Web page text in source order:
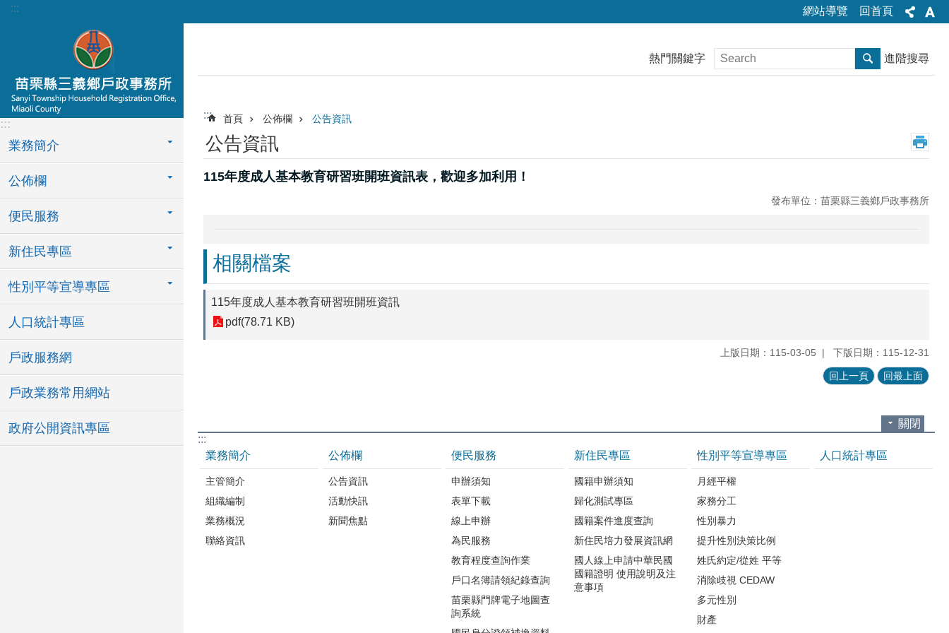
跳到主要內容區塊
::: 網站導覽 回首頁
:::
業務簡介
公佈欄
便民服務
新住民專區
性別平等宣導專區
人口統計專區
戶政服務網
戶政業務常用網站
政府公開資訊專區
熱門關鍵字 進階搜尋
::: 首頁 公佈欄 公告資訊
公告資訊
115年度成人基本教育研習班開班資訊表，歡迎多加利用！
發布單位：苗栗縣三義鄉戶政事務所
相關檔案
115年度成人基本教育研習班開班資訊
pdf(78.71 KB)
上版日期：115-03-05 下版日期：115-12-31
回上一頁 回最上面
關閉
:::
業務簡介
主管簡介
組織編制
業務概況
聯絡資訊
公佈欄
公告資訊
活動快訊
新聞焦點
便民服務
申辦須知
表單下載
線上申辦
為民服務
教育程度查詢作業
戶口名簿請領紀錄查詢
苗栗縣門牌電子地圖查
詢系統
新住民專區
國籍申辦須知
歸化測試專區
國籍案件進度查詢
新住民培力發展資訊網
國人線上申請中華民國
國籍證明 使用說明及注
意事項
性別平等宣導專區
月經平權
家務分工
性別暴力
提升性別決策比例
姓氏約定/從姓 平等
消除歧視 CEDAW
多元性別
財產
人口統計專區